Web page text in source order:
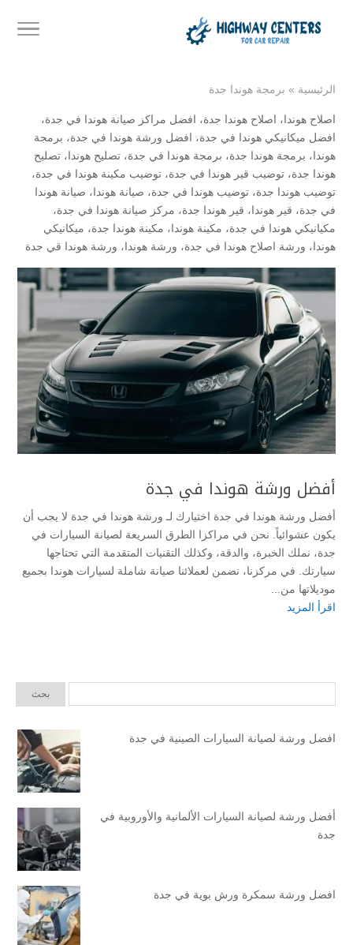
الرئيسية » برمجة هوندا جدة
اصلاح هوندا، اصلاح هوندا جدة، افضل مراكز صيانة هوندا في جدة،
افضل ميكانيكي هوندا في جدة، افضل ورشة هوندا في جدة، برمجة
هوندا، برمجة هوندا جدة، برمجة هوندا في جدة، تصليح هوندا، تصليح
هوندا جدة، توضيب قير هوندا في جدة، توضيب مكينة هوندا في جدة،
توضيب هوندا جدة، توضيب هوندا في جدة، صيانة هوندا، صيانة هوندا
في جدة، قير هوندا، قير هوندا جدة، مركز صيانة هوندا في جدة،
مكيانيكي هوندا في جدة، مكينة هوندا، مكينة هوندا جدة، ميكانيكي
هوندا، ورشة اصلاح هوندا في جدة، ورشة هوندا، ورشة هوندا قي جدة
أفضل ورشة هوندا في جدة
أفضل ورشة هوندا في جدة اختيارك لـ ورشة هوندا في جدة لا يجب أن
يكون عشوائياً. نحن في مراكزا الطرق السريعة لصيانة السيارات في
جدة، نملك الخبرة، والدقة، وكذلك التقنيات المتقدمة التي تحتاجها
سيارتك. في مركزنا، نضمن لعملائنا صيانة شاملة لسيارات هوندا بجميع
موديلاتها من...
اقرأ المزيد
افضل ورشة لصيانة السيارات الصينية في جدة
أفضل ورشة لصيانة السيارات الألمانية والأوروبية في
جدة
افضل ورشة سمكرة ورش بوية في جدة